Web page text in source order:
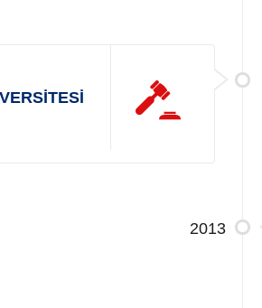
2013